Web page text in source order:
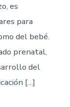
es
para
del bebé.
prenatal,
del
[…]